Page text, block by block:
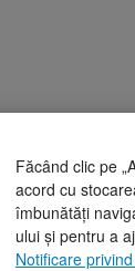
Făcând clic pe
acord cu
îmbunătăți
ului și pentru a
Notificare